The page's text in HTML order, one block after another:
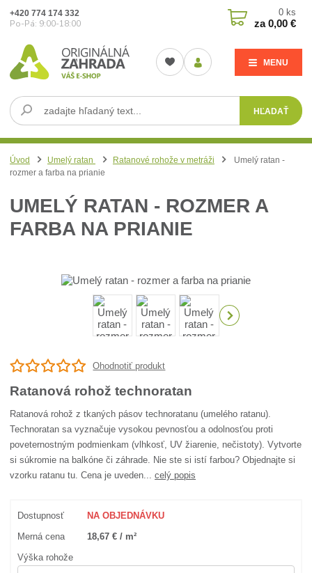
MENU
HĽADAŤ
+420 774 174 332
Po-Pá: 9:00-18:00
0 ks
za0,00 €
Úvod Umelý ratan Ratanové rohože v metráži
Umelý ratan -
rozmer a farba na prianie
UMELÝ RATAN - ROZMER A
FARBA NA PRIANIE
Ohodnotiť produkt
Ratanová rohož technoratan
Ratanová rohož z tkaných pásov technoratanu (umelého ratanu).
Technoratan sa vyznačuje vysokou pevnosťou a odolnosťou proti
poveternostným podmienkam (vlhkosť, UV žiarenie, nečistoty). Vytvorte
si súkromie na balkóne či záhrade. Nie ste si istí farbou? Objednajte si
vzorku ratanu tu. Cena je uveden...celý popis
Dostupnosť NA OBJEDNÁVKU
Merná cena 18,67 € / m²
Výška rohože